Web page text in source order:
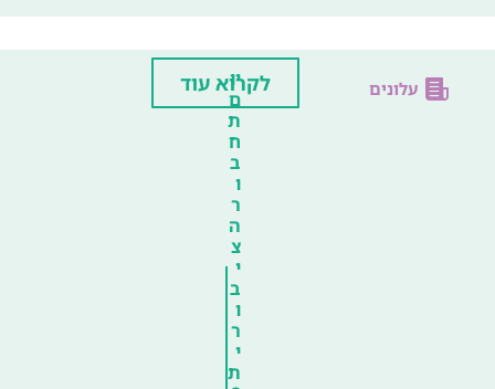
עלונים
יו
ם
ת
ח
ב
ו
ר
ה
צ
י
ב
ו
ר
י
ת
לקרוא עוד